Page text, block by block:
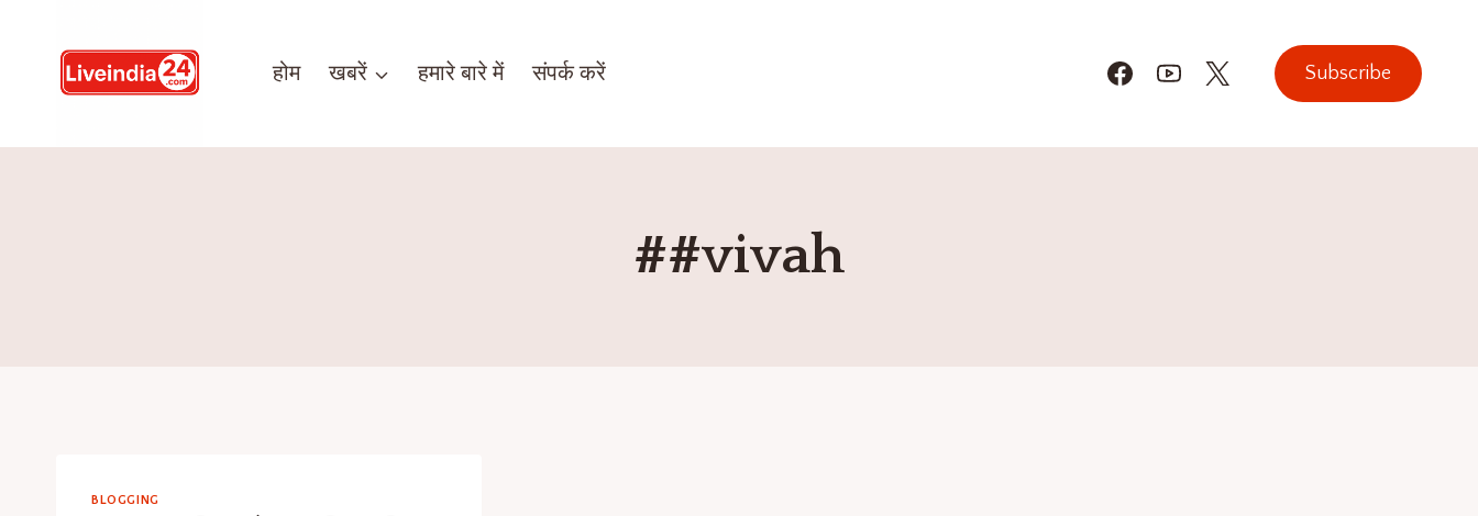
होम खबरें हमारे बारे में संपर्क करें Subscribe
##vivah
BLOGGING